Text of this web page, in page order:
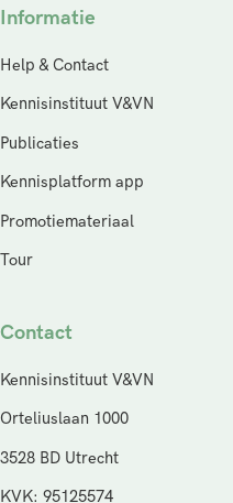
Informatie
Help & Contact
Kennisinstituut V&VN
Publicaties
Kennisplatform app
Promotiemateriaal
Tour
Contact
Kennisinstituut V&VN
Orteliuslaan 1000
3528 BD Utrecht
KVK: 95125574